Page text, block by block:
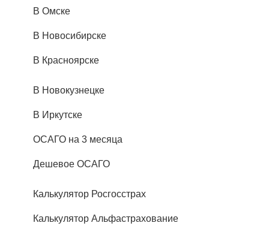
В Омске
В Новосибирске
В Красноярске
В Новокузнецке
В Иркутске
ОСАГО на 3 месяца
Дешевое ОСАГО
Калькулятор Росгосстрах
Калькулятор Альфастрахование